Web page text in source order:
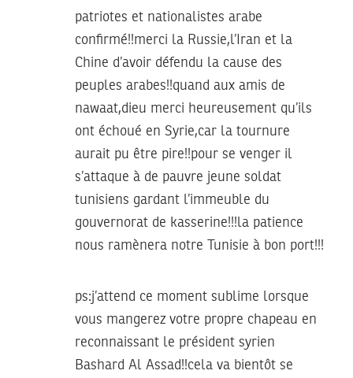
patriotes et nationalistes arabe
confirmé!!merci la Russie,l’Iran et la
Chine d’avoir défendu la cause des
peuples arabes!!quand aux amis de
nawaat,dieu merci heureusement qu’ils
ont échoué en Syrie,car la tournure
aurait pu être pire!!pour se venger il
s’attaque à de pauvre jeune soldat
tunisiens gardant l’immeuble du
gouvernorat de kasserine!!!la patience
nous ramènera notre Tunisie à bon port!!!
ps:j’attend ce moment sublime lorsque
vous mangerez votre propre chapeau en
reconnaissant le président syrien
Bashard Al Assad!!cela va bientôt se